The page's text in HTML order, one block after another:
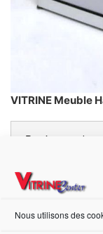
Nous utilisons des
VITRINE Meuble
Prix à partir de :
Dimensions: